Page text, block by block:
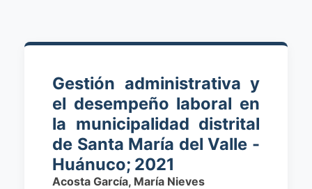
Gestión administrativa y
el desempeño laboral en
la municipalidad distrital
de Santa María del Valle -
Huánuco; 2021
Acosta García, María Nieves